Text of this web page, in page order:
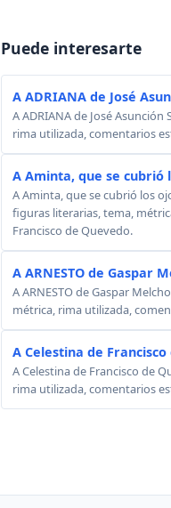
Puede interesarte
A ADRIANA de José
A ADRIANA de José
rima utilizada, comentarios
A Aminta, que se cubrió
A Aminta, que se cubrió los
figuras literarias, tema,
Francisco de Quevedo.
A ARNESTO de Gaspar
A ARNESTO de Gaspar
métrica, rima utilizada,
A Celestina de
A Celestina de Francisco de
rima utilizada, comentarios